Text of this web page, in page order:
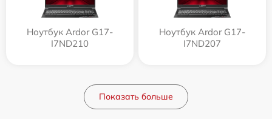
Ноутбук Ardor G17-
I7ND210
Ноутбук Ardor G17-
I7ND207
Показать больше